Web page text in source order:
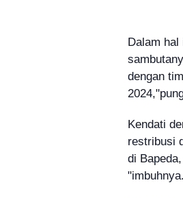
Dalam
dengan
Kendati
restribusi
di
"imbuhnya.